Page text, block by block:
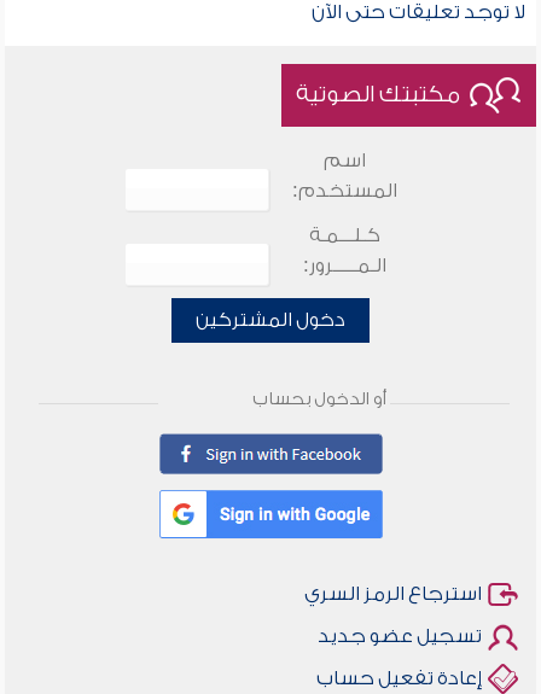
لا توجد تعليقات حتى الآن
مكتبتك الصوتية
اسم
المستخدم:
كـلـــمـة
الـمـــــرور:
دخول المشتركين
أو الدخول بحساب
استرجاع الرمز السري
تسجيل عضو جديد
إعادة تفعيل حساب